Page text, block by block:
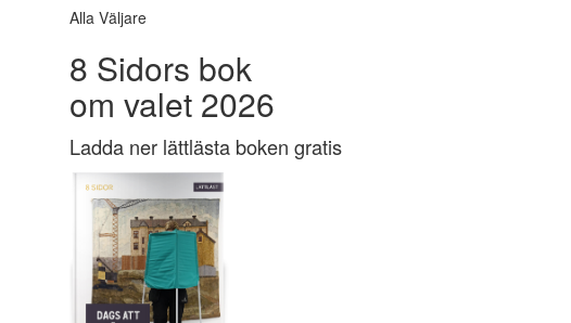
Alla Väljare
8 Sidors bok
om valet 2026
Ladda ner lättlästa boken gratis